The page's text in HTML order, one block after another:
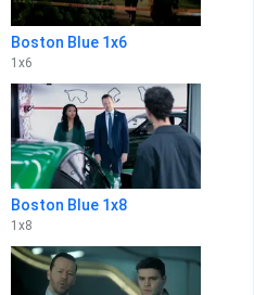
Boston Blue 1x6
1 x6
Boston Blue 1x8
1 x8